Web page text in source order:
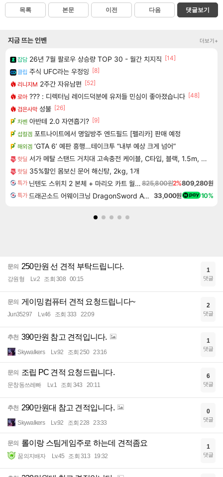
목록 본문 이전 다음 댓글보기
지금 뜨는 인벤 더보기+
잡담 26년 7월 팔로우 상승량 TOP 30 - 월간 치지직 [14]
클립 주식 UFC라는 우정잉 [8]
리니지M 2주간 자유남편 [52]
로아 ??? : 디렉터님 레이드덕분에 유저들 민심이 좋아졌습니다 [48]
검은사막 성불 [26]
차벤 아반테 2.0 자연흡기? [9]
섭컬겜 포트나이트에서 명일방주 엔드필드 [펠리카] 판매 예정
해외겜 ‘GTA 6’ 예판 흥행…테이크투 “내부 예상 크게 넘어”
핫딜 서가 메탈 스탠드 거치대 고속충전 케이블, C타입, 블랙, 1.5m, 2개
핫딜 35%할인 몸보신 문어 해신탕, 2kg, 1개
특가 닌텐도 스위치 2 본체 + 마리오 카트 월드 + 포켓몬스터 레전드 ZA 닌텐도 스위치 2 에디션 번들825,800원2%809,280원
특가 드래곤소드 어웨이크닝 DragonSword Awakening 33,000원 10%
문의 250만원 선 견적 부탁드립니다.
강원형 Lv.2 조회 308 00:15
1
댓글
문의 게이밍컴퓨터 견적 요청드립니다~
Jun35297 Lv.46 조회 333 22:09
2
댓글
추천 390만원 참고 견적입니다.
Skywalkers Lv.92 조회 250 23:16
1
댓글
문의 조립 PC 견적 요청드립니다.
문창동쓰레빠 Lv.1 조회 343 20:11
6
댓글
추천 290만원대 참고 견적입니다.
Skywalkers Lv.92 조회 228 23:33
0
댓글
문의 롤이랑 스팀게임주로 하는데 견적좀요
꿈의지배자 Lv.45 조회 313 19:32
1
댓글